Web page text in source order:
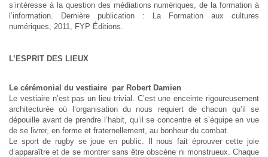
s’intéresse à la question des médiations numériques, de la formation à
l’information. Dernière publication : La Formation aux cultures
numériques, 2011, FYP Éditions.
L’ESPRIT DES LIEUX
Le cérémonial du vestiaire par Robert Damien
Le vestiaire n’est pas un lieu trivial. C’est une enceinte rigoureusement
architecturée où l’organisation du nous requiert de chacun qu’il se
dépouille avant de prendre l’habit, qu’il se concentre et s’équipe en vue
de se livrer, en forme et fraternellement, au bonheur du combat.
Le sport de rugby se joue en public. Il nous fait éprouver cette joie
d’apparaître et de se montrer sans être obscène ni monstrueux. Chaque